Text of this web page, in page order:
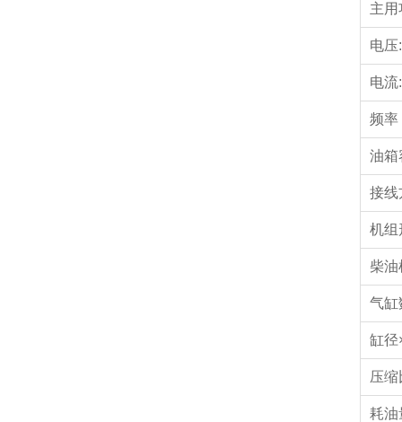
主用
电压:
电流:
频率
油箱
接线
机组
柴
气缸
缸径
压
耗油